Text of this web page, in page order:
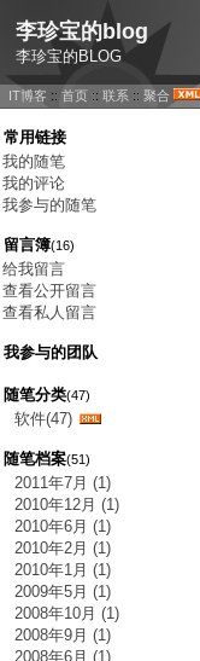
李珍宝的blog
李珍宝的BLOG
IT博客 :: 首页 :: 联系 :: 聚合
常用链接
我的随笔
我的评论
我参与的随笔
留言簿(16)
给我留言
查看公开留言
查看私人留言
我参与的团队
随笔分类(47)
软件(47)
随笔档案(51)
2011年7月 (1)
2010年12月 (1)
2010年6月 (1)
2010年2月 (1)
2010年1月 (1)
2009年5月 (1)
2008年10月 (1)
2008年9月 (1)
2008年6月 (1)